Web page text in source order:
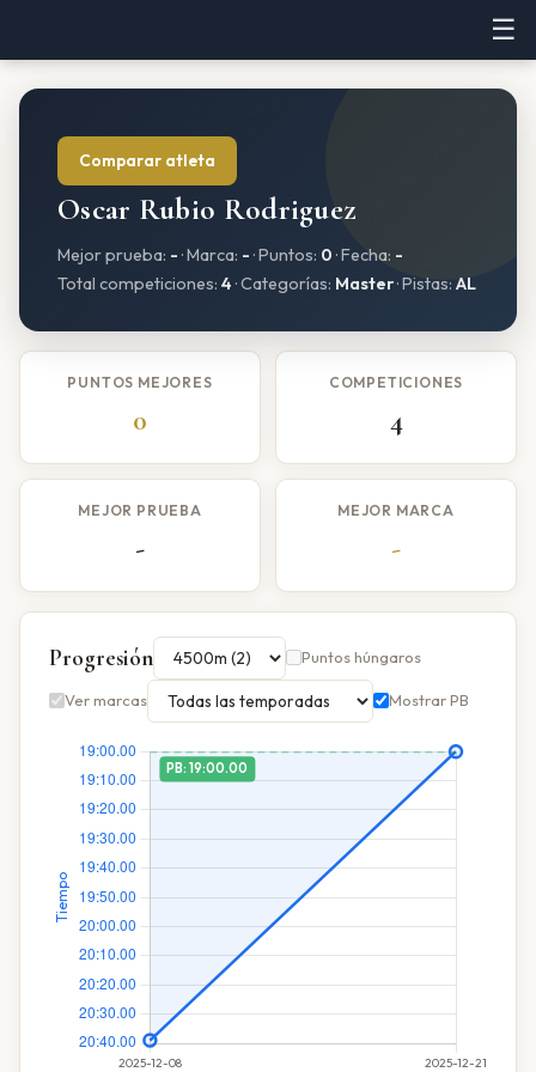
☰
Comparar atleta
Oscar Rubio Rodriguez
Mejor prueba: - · Marca: - · Puntos: 0 · Fecha: -
Total competiciones: 4 · Categorías: Master· Pistas: AL
PUNTOS MEJORES
0
COMPETICIONES
4
MEJOR PRUEBA
-
MEJOR MARCA
-
Progresión Puntos húngaros
Ver marcas Mostrar PB